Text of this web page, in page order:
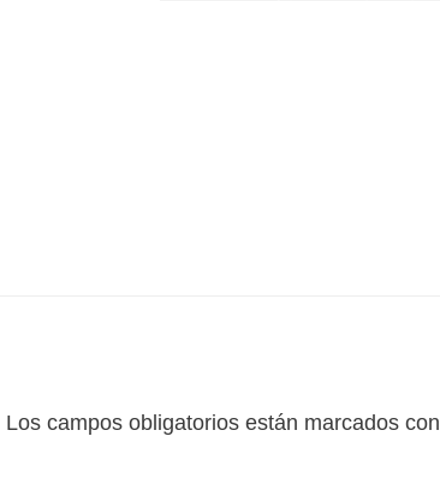
Los campos obligatorios están marcados con